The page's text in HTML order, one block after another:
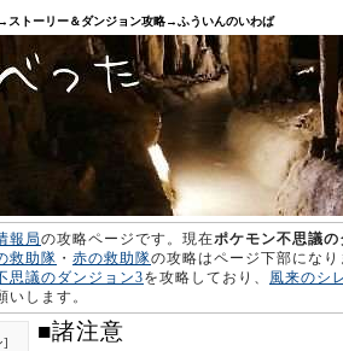
→ストーリー＆ダンジョン攻略→ふういんのいわば
報局の攻略ページです。現在ポケモン不思議
救助隊 ・ 赤の救助隊の攻略はページ下部にな
思議のダンジョン3を攻略しており、 風来のシ
いします。
] ■諸注意